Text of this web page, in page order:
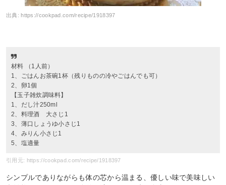
出典: https://cookpad.com/recipe/1918397
材料 （1人前）
1、ごはんお茶碗1杯（残りものの冷やごはんでも可）
2、卵1個
【玉子雑炊調味料】
1、だし汁250ml
2、料理酒 大さじ1
3、薄口しょうゆ小さじ1
4、みりん小さじ1
5、塩適量
引用元: https://cookpad.com/recipe/1918397
シンプルでありながらも体の芯から温まる、優しい味で美味しい